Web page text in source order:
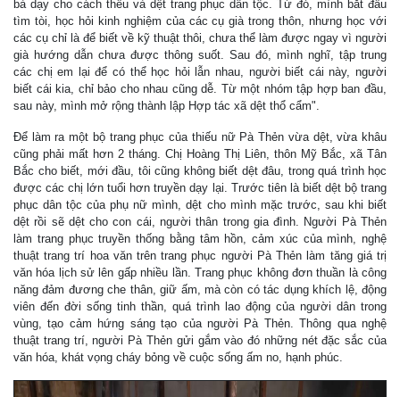
bà dạy cho cách thêu và dệt trang phục dân tộc. Từ đó, mình bắt đầu
tìm tòi, học hỏi kinh nghiệm của các cụ già trong thôn, nhưng học với
các cụ chỉ là để biết về kỹ thuật thôi, chưa thể làm được ngay vì người
già hướng dẫn chưa được thông suốt. Sau đó, mình nghĩ, tập trung
các chị em lại để có thể học hỏi lẫn nhau, người biết cái này, người
biết cái kia, chỉ bảo cho nhau cũng dễ. Từ một nhóm tập hợp ban đầu,
sau này, mình mở rộng thành lập Hợp tác xã dệt thổ cẩm".
Để làm ra một bộ trang phục của thiếu nữ Pà Thẻn vừa dệt, vừa khâu
cũng phải mất hơn 2 tháng. Chị Hoàng Thị Liên, thôn Mỹ Bắc, xã Tân
Bắc cho biết, mới đầu, tôi cũng không biết dệt đâu, trong quá trình học
được các chị lớn tuổi hơn truyền dạy lại. Trước tiên là biết dệt bộ trang
phục dân tộc của phụ nữ mình, dệt cho mình mặc trước, sau khi biết
dệt rồi sẽ dệt cho con cái, người thân trong gia đình. Người Pà Thẻn
làm trang phục truyền thống bằng tâm hồn, cảm xúc của mình, nghệ
thuật trang trí hoa văn trên trang phục người Pà Thẻn làm tăng giá trị
văn hóa lịch sử lên gấp nhiều lần. Trang phục không đơn thuần là công
năng đảm đương che thân, giữ ấm, mà còn có tác dụng khích lệ, động
viên đến đời sống tinh thần, quá trình lao động của người dân trong
vùng, tạo cảm hứng sáng tạo của người Pà Thẻn. Thông qua nghệ
thuật trang trí, người Pà Thẻn gửi gắm vào đó những nét đặc sắc của
văn hóa, khát vọng cháy bỏng về cuộc sống ấm no, hạnh phúc.